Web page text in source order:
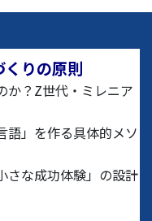
りの原則
か？Z世代・ミレニア
語」を作る具体的メソ
さな成功体験」の設計